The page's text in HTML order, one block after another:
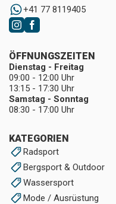
+41 77 8119405
KATEGORIEN
Radsport
Bergsport & Outdoor
Wassersport
Mode / Ausrüstung
ÖFFNUNGSZEITEN
Dienstag - Freitag
09:00 - 12:00 Uhr
13:15 - 17:30 Uhr
Samstag - Sonntag
08:30 - 17:00 Uhr